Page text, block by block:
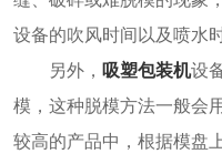
设备的吹风时间以及喷水
另外， 吸塑包装机设
模，这种脱模方法一般会
较高的产品中，根据模盘